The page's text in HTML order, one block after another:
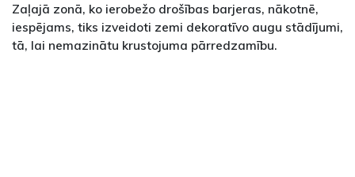
Zaļajā zonā, ko ierobežo drošības barjeras, nākotnē,
iespējams, tiks izveidoti zemi dekoratīvo augu stādījumi,
tā, lai nemazinātu krustojuma pārredzamību.